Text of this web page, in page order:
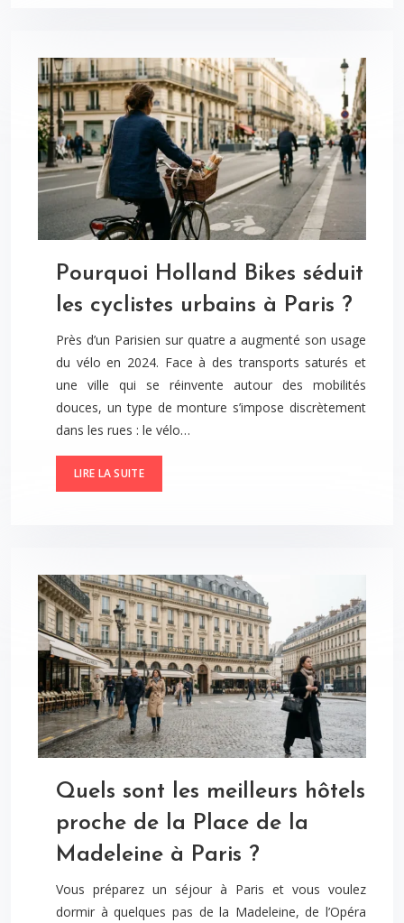
Pourquoi Holland Bikes séduit
les cyclistes urbains à Paris ?
Près d’un Parisien sur quatre a augmenté son usage
du vélo en 2024. Face à des transports saturés et
une ville qui se réinvente autour des mobilités
douces, un type de monture s’impose discrètement
dans les rues : le vélo…
LIRE LA SUITE
Quels sont les meilleurs hôtels
proche de la Place de la
Madeleine à Paris ?
Vous préparez un séjour à Paris et vous voulez
dormir à quelques pas de la Madeleine, de l’Opéra